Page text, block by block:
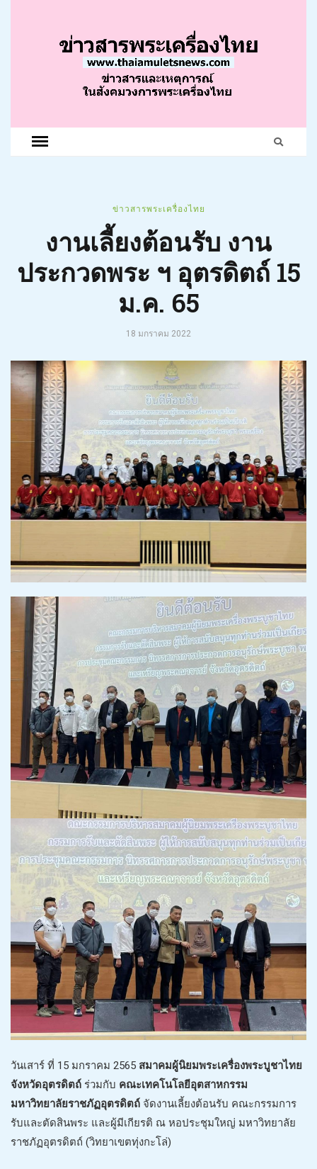
ข่าวสารพระเครื่องไทย
งานเลี้ยงต้อนรับ งาน
ประกวดพระ ฯ อุตรดิตถ์ 15
ม.ค. 65
18 มกราคม 2022
วันเสาร์ ที่ 15 มกราคม 2565 สมาคมผู้นิยมพระเครื่องพระบูชาไทย
จังหวัดอุตรดิตถ์ ร่วมกับ คณะเทคโนโลยีอุตสาหกรรม
มหาวิทยาลัยราชภัฏอุตรดิตถ์ จัดงานเลี้ยงต้อนรับ คณะกรรมการ
รับและตัดสินพระ และผู้มีเกียรติ ณ หอประชุมใหญ่ มหาวิทยาลัย
ราชภัฏอุตรดิตถ์ (วิทยาเขตทุ่งกะโล่)